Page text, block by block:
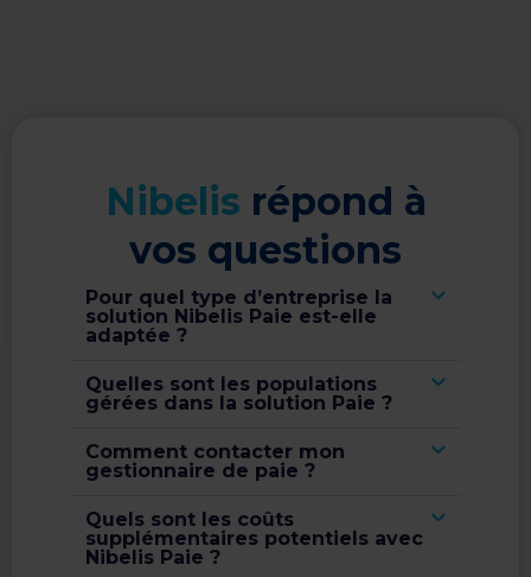
Nibelis répond à
vos questions
Pour quel type d’entreprise la
solution Nibelis Paie est-elle
adaptée ?
Quelles sont les populations
gérées dans la solution Paie ?
Comment contacter mon
gestionnaire de paie ?
Quels sont les coûts
supplémentaires potentiels avec
Nibelis Paie ?